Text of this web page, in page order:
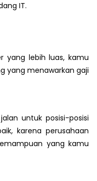
IT.
yang lebih luas, kamu
yang menawarkan gaji
untuk posisi-posisi
karena perusahaan
yang kamu